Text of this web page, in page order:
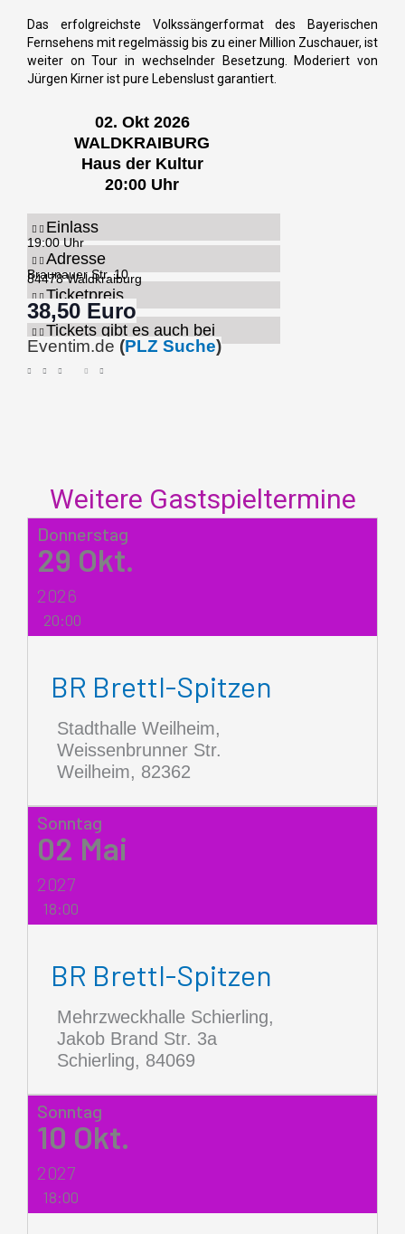
Das erfolgreichste Volkssängerformat des Bayerischen
Fernsehens mit regelmässig bis zu einer Million Zuschauer, ist
weiter on Tour in wechselnder Besetzung. Moderiert von
Jürgen Kirner ist pure Lebenslust garantiert.
02. Okt 2026
WALDKRAIBURG
Haus der Kultur
20:00 Uhr
Einlass
19:00 Uhr
Adresse
Braunauer Str. 10
84478 Waldkraiburg
Ticketpreis
38,50 Euro
Tickets gibt es auch bei
Eventim.de (PLZ Suche)
Weitere Gastspieltermine
Donnerstag
29 Okt.
2026
20:00
BR Brettl-Spitzen
Stadthalle Weilheim,
Weissenbrunner Str.
Weilheim, 82362
Sonntag
02 Mai
2027
18:00
BR Brettl-Spitzen
Mehrzweckhalle Schierling,
Jakob Brand Str. 3a
Schierling, 84069
Sonntag
10 Okt.
2027
18:00